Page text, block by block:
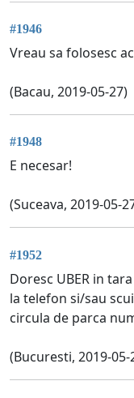
#1946
Vreau sa folosesc
(Bacau, 2019-05-27)
#1948
E necesar!
(Suceava, 2019-05-
#1952
Doresc UBER in
la telefon si/sau
circula de parca
(Bucuresti, 2019-05-